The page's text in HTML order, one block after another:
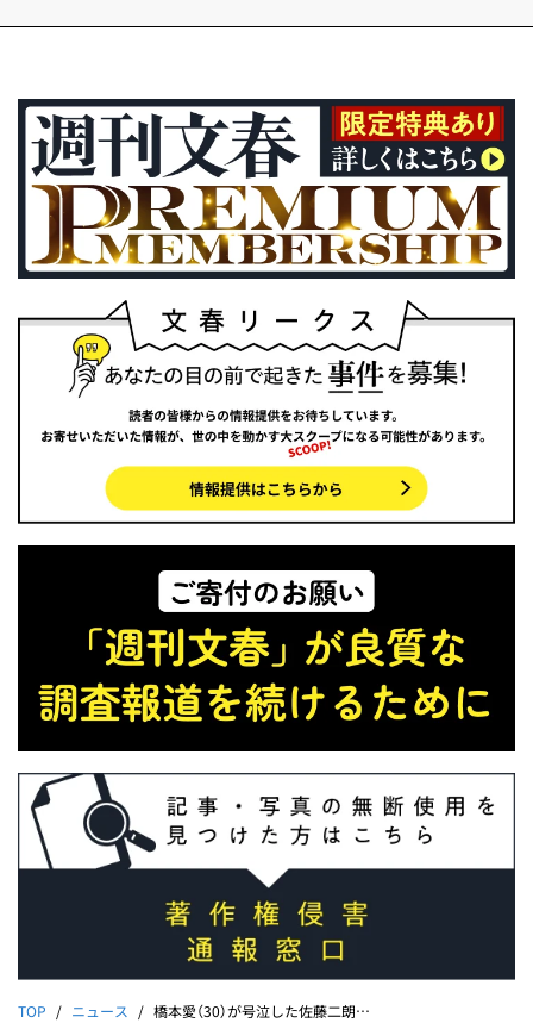
TOP ニュース 橋本愛（30）が号泣した佐藤二朗（57）の“爆弾ハラスメント”「彼女の楽屋に乗り込み…」「発端はボディタッチ」